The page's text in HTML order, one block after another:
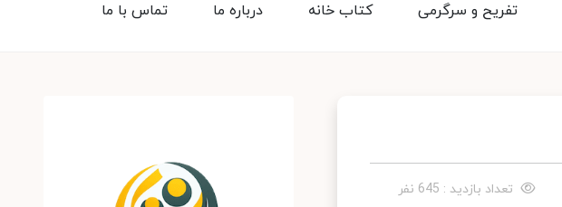
تماس با ما درباره ما کتاب خانه تفریح و سرگرمی
تعداد بازدید : 645 نفر